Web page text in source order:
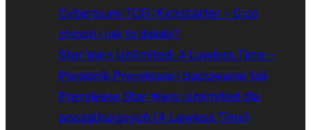
Cyberpunk TCG i Kickstarter – O co
chodzi i jak to działa?
Star Wars Unlimited: A Lawless Time –
Poradnik Prerelease i budowanie tali
Prerelease Star Wars: Unlimited dla
początkujących (A Lawless Time)